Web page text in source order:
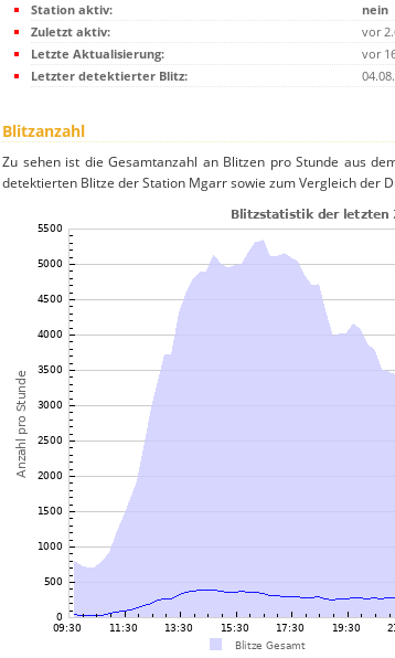
Station aktiv:
nein
Zuletzt aktiv:
vor
Letzte Aktualisierung:
vor
Letzter detektierter Blitz:
Blitzanzahl
Zu sehen ist die Gesamtanzahl an Blitzen pro Stunde aus
detektierten Blitze der Station Mgarr sowie zum Vergleich der